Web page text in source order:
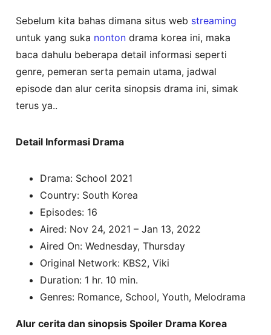
Sebelum kita bahas dimana situs web streaming
untuk yang suka nonton drama korea ini, maka
baca dahulu beberapa detail informasi seperti
genre, pemeran serta pemain utama, jadwal
episode dan alur cerita sinopsis drama ini, simak
terus ya..
Detail Informasi Drama
Drama: School 2021
Country: South Korea
Episodes: 16
Aired: Nov 24, 2021 – Jan 13, 2022
Aired On: Wednesday, Thursday
Original Network: KBS2, Viki
Duration: 1 hr. 10 min.
Genres: Romance, School, Youth, Melodrama
Alur cerita dan sinopsis Spoiler Drama Korea